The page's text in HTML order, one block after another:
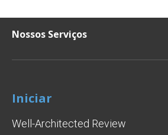
Nossos Serviços
Iniciar
Well-Architected Review